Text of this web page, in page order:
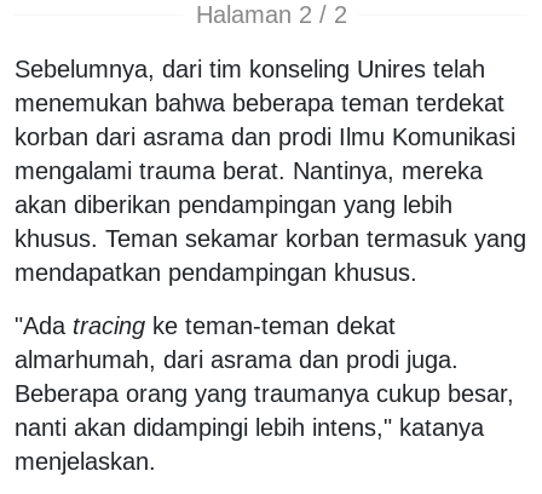
Halaman 2 / 2
Sebelumnya, dari tim konseling Unires telah
menemukan bahwa beberapa teman terdekat
korban dari asrama dan prodi Ilmu Komunikasi
mengalami trauma berat. Nantinya, mereka
akan diberikan pendampingan yang lebih
khusus. Teman sekamar korban termasuk yang
mendapatkan pendampingan khusus.
"Ada tracing ke teman-teman dekat
almarhumah, dari asrama dan prodi juga.
Beberapa orang yang traumanya cukup besar,
nanti akan didampingi lebih intens," katanya
menjelaskan.